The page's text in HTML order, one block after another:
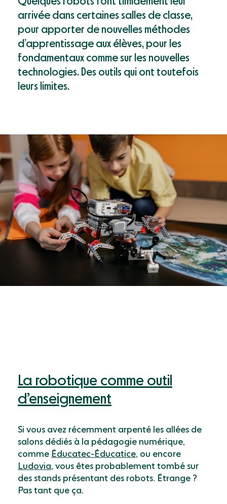
Webinaires & événements
Success Stories
Support
Mon compte
arrivée dans certaines salles de classe,
pour apporter de nouvelles méthodes
d’apprentissage aux élèves, pour les
fondamentaux comme sur les nouvelles
technologies. Des outils qui ont toutefois
leurs limites.
La robotique comme outil
d’enseignement
Si vous avez récemment arpenté les allées de
salons dédiés à la pédagogie numérique,
comme Éducatec-Éducatice, ou encore
Ludovia, vous êtes probablement tombé sur
des stands présentant des robots. Étrange ?
Pas tant que ça.